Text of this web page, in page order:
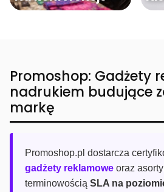
Promoshop: Gadżety
nadrukiem budujące
markę
Promoshop.pl dostarcza
gadżety reklamowe oraz
terminowością SLA na